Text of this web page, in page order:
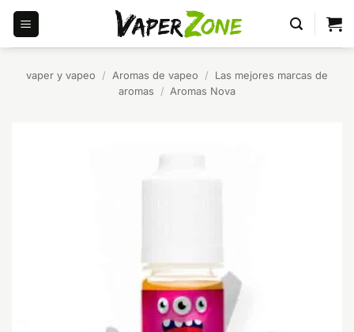
Saltar
contenido
vaper y vapeo / Aromas de vapeo /
Las mejores marcas de
aromas
/ Aromas Nova